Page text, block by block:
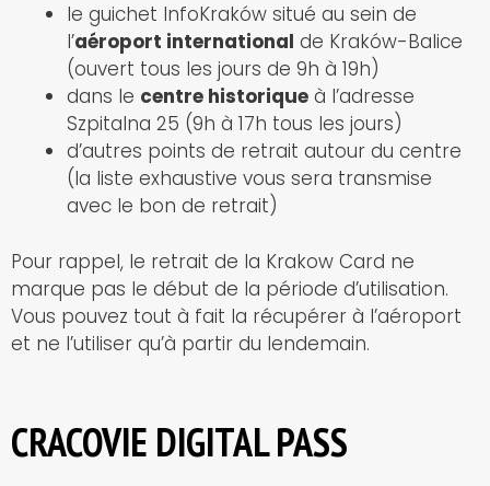
le guichet InfoKraków situé au sein de
l’aéroport international de Kraków-Balice
(ouvert tous les jours de 9h à 19h)
dans le centre historique à l’adresse
Szpitalna 25 (9h à 17h tous les jours)
d’autres points de retrait autour du centre
(la liste exhaustive vous sera transmise
avec le bon de retrait)
Pour rappel, le retrait de la Krakow Card ne
marque pas le début de la période d’utilisation.
Vous pouvez tout à fait la récupérer à l’aéroport
et ne l’utiliser qu’à partir du lendemain.
CRACOVIE DIGITAL PASS